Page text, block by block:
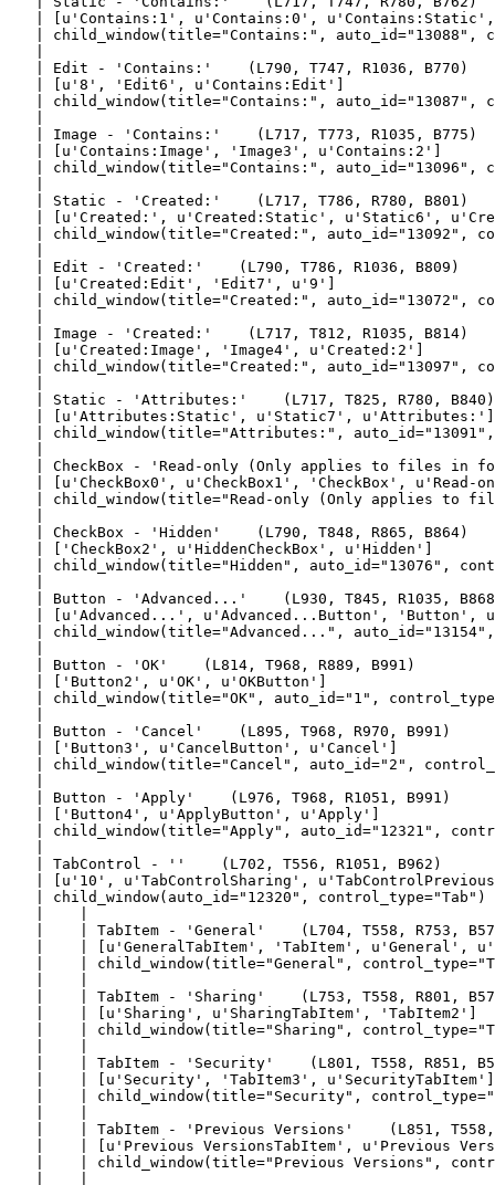
| [u'Contains:1', u'Contains:0',
| child_window(title="Contains:", auto_id="13088",
   | Edit - 'Contains:'    (L790, T747, R1036, B770)
   | [u'8', 'Edit6', u'Contains:Edit']
| child_window(title="Contains:", auto_id="13087",
   | Image - 'Contains:'    (L717, T773, R1035, B775)
   | [u'Contains:Image', 'Image3', u'Contains:2']
| child_window(title="Contains:", auto_id="13096",
   | Static - 'Created:'    (L717, T786, R780, B801)
| [u'Created:', u'Created:Static', u'Static6',
| child_window(title="Created:", auto_id="13092",
   | Edit - 'Created:'    (L790, T786, R1036, B809)
   | [u'Created:Edit', 'Edit7', u'9']
| child_window(title="Created:", auto_id="13072",
   | Image - 'Created:'    (L717, T812, R1035, B814)
   | [u'Created:Image', 'Image4', u'Created:2']
| child_window(title="Created:", auto_id="13097",
   | Static - 'Attributes:'    (L717, T825, R780, B840)
   | [u'Attributes:Static', u'Static7', u'Attributes:']
| child_window(title="Attributes:",
| CheckBox - 'Read-only (Only applies to files in
| [u'CheckBox0', u'CheckBox1', 'CheckBox', u'Read-
| child_window(title="Read-only (Only applies to
   | CheckBox - 'Hidden'    (L790, T848, R865, B864)
   | ['CheckBox2', u'HiddenCheckBox', u'Hidden']
| child_window(title="Hidden", auto_id="13076",
| Button - 'Advanced...'    (L930, T845, R1035,
| [u'Advanced...', u'Advanced...Button', 'Button',
| child_window(title="Advanced...",
   | Button - 'OK'    (L814, T968, R889, B991)
   | ['Button2', u'OK', u'OKButton']
| child_window(title="OK", auto_id="1",
   | Button - 'Cancel'    (L895, T968, R970, B991)
   | ['Button3', u'CancelButton', u'Cancel']
| child_window(title="Cancel", auto_id="2",
   | Button - 'Apply'    (L976, T968, R1051, B991)
   | ['Button4', u'ApplyButton', u'Apply']
| child_window(title="Apply", auto_id="12321",
   | TabControl - ''    (L702, T556, R1051, B962)
| [u'10', u'TabControlSharing',
   | child_window(auto_id="12320", control_type="Tab")
|    | TabItem - 'General'    (L704, T558, R753,
|    | [u'GeneralTabItem', 'TabItem', u'General',
|    | child_window(title="General",
|    | TabItem - 'Sharing'    (L753, T558, R801,
   |    | [u'Sharing', u'SharingTabItem', 'TabItem2']
|    | child_window(title="Sharing",
|    | TabItem - 'Security'    (L801, T558, R851,
   |    | [u'Security', 'TabItem3', u'SecurityTabItem']
|    | child_window(title="Security",
|    | TabItem - 'Previous Versions'    (L851,
|    | [u'Previous VersionsTabItem', u'Previous
|    | child_window(title="Previous Versions",